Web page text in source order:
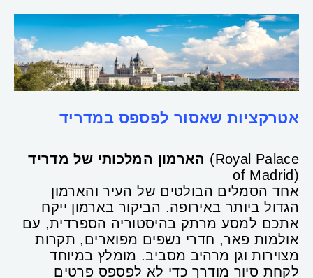
אטרקציות שאסור לפספס במדריד
הארמון המלכותי של מדריד (Royal Palace
of Madrid)
אחד הסמלים הבולטים של העיר והארמון
הגדול ביותר באירופה. הביקור בארמון ייקח
אתכם למסע מרתק בהיסטוריה הספרדית, עם
אולמות פאר, חדרי נשפים מפוארים, תקרות
מצוירות וגן מרהיב מסביב. מומלץ במיוחד
לקחת סיור מודרך כדי לא לפספס פרטים